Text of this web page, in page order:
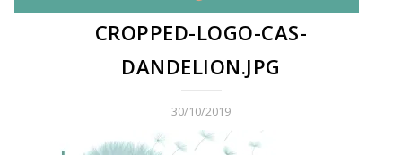
CROPPED-LOGO-CAS-
DANDELION.JPG
30/10/2019